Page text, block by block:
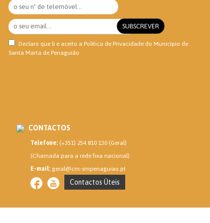
Declaro que li e aceito a Política de Privacidadedo Município de
Santa Marta de Penaguião
CONTACTOS
Telefone:(+351) 254 810 130 (Geral)
(Chamada para a rede fixa nacional)
E-mail:geral@cm-smpenaguiao.pt
Contactos Úteis